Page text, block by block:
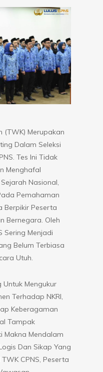
(TWK) Merupakan
Dalam Seleksi
Tes Ini Tidak
Menghafal
Nasional,
Pemahaman
Berpikir Peserta
Bernegara. Oleh
Sering Menjadi
Belum Terbiasa
Utuh.
Untuk Mengukur
Terhadap NKRI,
Keberagaman
Tampak
Makna Mendalam
Dan Sikap Yang
CPNS, Peserta